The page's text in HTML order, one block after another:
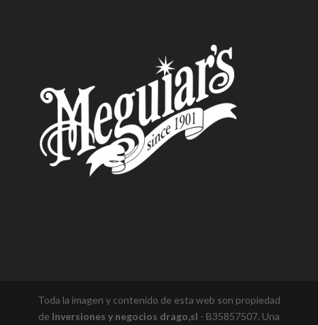
Toda la imagen y contenido de esta web son propiedad
de Inversiones y negocios drago,sl - B35857507. Una